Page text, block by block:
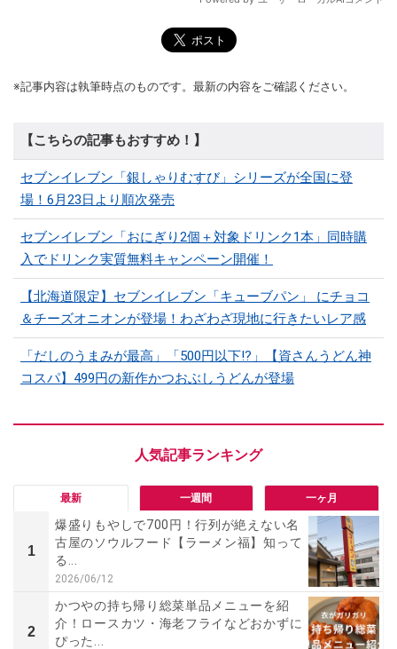
※記事内容は執筆時点のものです。最新の内容をご確認ください。
【こちらの記事もおすすめ！】
セブンイレブン「銀しゃりむすび」シリーズが全国に登
場！6月23日より順次発売
セブンイレブン「おにぎり2個＋対象ドリンク1本」同時購
入でドリンク実質無料キャンペーン開催！
【北海道限定】セブンイレブン「キューブパン」 にチョコ
＆チーズオニオンが登場！わざわざ現地に行きたいレア感
「だしのうまみが最高」「500円以下!?」【資さんうどん神
コスパ】499円の新作かつおぶしうどんが登場
最新 一週間 一ヶ月
1
爆盛りもやしで700円！行列が絶えない名
古屋のソウルフード【ラーメン福】知って
る...
2026/06/12
2
かつやの持ち帰り総菜単品メニューを紹
介！ロースカツ・海老フライなどおかずに
ぴった...